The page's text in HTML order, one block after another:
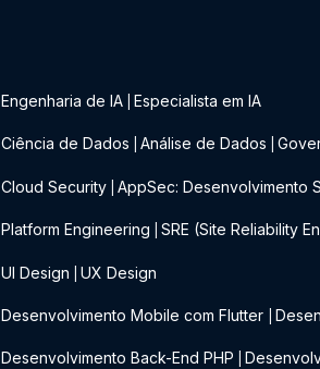
Engenharia de IA Especialista em IA
Ciência de Dados Análise de Dados
Cloud Security AppSec: Desenvolvimento
Platform Engineering SRE (Site Reliability
UI Design UX Design
Desenvolvimento Mobile com Flutter
Desenvolvimento Back-End PHP